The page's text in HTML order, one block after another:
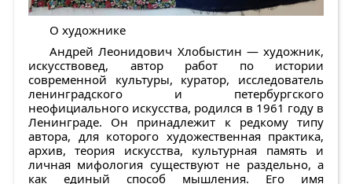
О художнике
Андрей Леонидович Хлобыстин — художник,
искусствовед, автор работ по истории
современной культуры, куратор, исследователь
ленинградского и петербургского
неофициального искусства, родился в 1961 году в
Ленинграде. Он принадлежит к редкому типу
автора, для которого художественная практика,
архив, теория искусства, культурная память и
личная мифология существуют не раздельно, а
как единый способ мышления. Его имя